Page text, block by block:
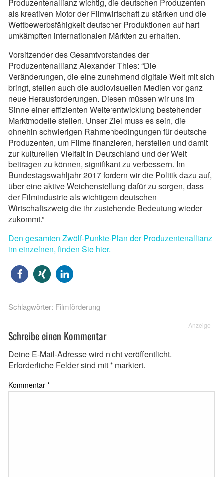
Produzentenallianz wichtig, die deutschen Produzenten
als kreativen Motor der Filmwirtschaft zu stärken und die
Wettbewerbsfähigkeit deutscher Produktionen auf hart
umkämpften internationalen Märkten zu erhalten.
Vorsitzender des Gesamtvorstandes der
Produzentenallianz Alexander Thies: “Die
Veränderungen, die eine zunehmend digitale Welt mit sich
bringt, stellen auch die audiovisuellen Medien vor ganz
neue Herausforderungen. Diesen müssen wir uns im
Sinne einer effizienten Weiterentwicklung bestehender
Marktmodelle stellen. Unser Ziel muss es sein, die
ohnehin schwierigen Rahmenbedingungen für deutsche
Produzenten, um Filme finanzieren, herstellen und damit
zur kulturellen Vielfalt in Deutschland und der Welt
beitragen zu können, signifikant zu verbessern. Im
Bundestagswahljahr 2017 fordern wir die Politik dazu auf,
über eine aktive Weichenstellung dafür zu sorgen, dass
der Filmindustrie als wichtigem deutschen
Wirtschaftszweig die ihr zustehende Bedeutung wieder
zukommt.”
Den gesamten Zwölf-Punkte-Plan der Produzentenallianz
im einzelnen, finden Sie hier.
Schlagwörter: Filmförderung
Anzeige
Schreibe einen Kommentar
Deine E-Mail-Adresse wird nicht veröffentlicht.
Erforderliche Felder sind mit* markiert.
Kommentar *